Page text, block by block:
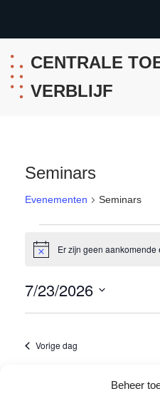
Beheer
Ga
naar
de
inhoud
CENTRALE
VERBLIJF
Seminars
Evenementen Seminars
BerichtEr zijn geen aankomende
7/23/2026
Selecteer
datum.
Vorige dag
ABONNEER